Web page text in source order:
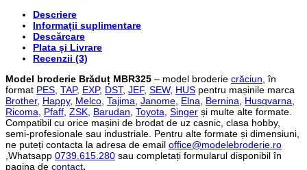
Descriere
Informații suplimentare
Descărcare
Plata și Livrare
Recenzii (3)
Model broderie Brăduț MBR325 – model broderie crăciun , în
format PES TAP, EXP, DST, JEF, SEW, HUS pentru mașinile marca
Brother, Happy, Melco Tajima Janome Elna Bernina Husqvarna
Ricoma
Pfaff ZSK Barudan Toyota Singer și multe alte formate.
Compatibil cu orice mașini de brodat de uz casnic, clasa hobby,
semi-profesionale sau industriale. Pentru alte formate și dimensiuni,
ne puteți contacta la adresa de email office@modelebroderie.ro
,Whatsapp 0739.615.280 sau completați formularul disponibil în
pagina de contact.